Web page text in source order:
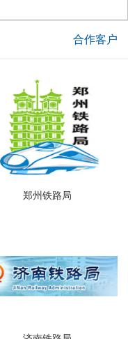
合作客户
郑州铁路局